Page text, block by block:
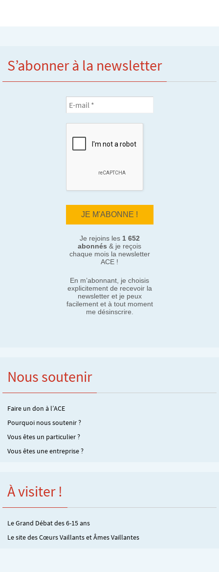
S’abonner à la newsletter
Je rejoins les 1 652
abonnés & je reçois
chaque mois la newsletter
ACE !
En m’abonnant, je choisis
explicitement de recevoir la
newsletter et je peux
facilement et à tout moment
me désinscrire.
Nous soutenir
Faire un don à l’ACE
Pourquoi nous soutenir ?
Vous êtes un particulier ?
Vous êtes une entreprise ?
À visiter !
Le Grand Débat des 6-15 ans
Le site des Cœurs Vaillants et Âmes Vaillantes